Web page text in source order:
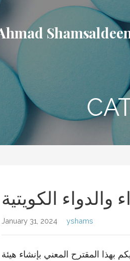
والدواء الكويتية
January 31, 2024 yshams
بهذا المقترح المعني بإنشاء هيئة